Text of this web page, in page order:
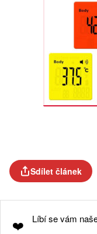
Sdílet článek
❤️ Líbí se vám